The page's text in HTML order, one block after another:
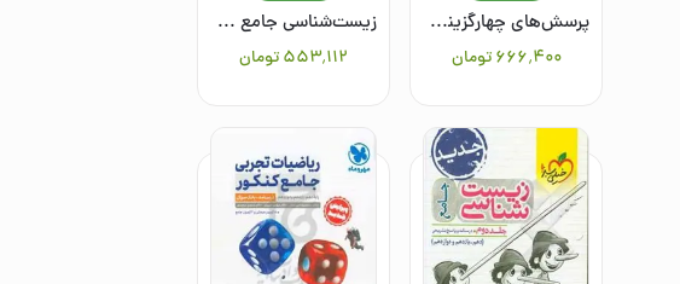
پرسش‌های چهارگزینه‌ای شیمی جامع - درسنامه + سوال (جلد اول)
۶۶۶٬۴۰۰ تومان
زیست‌شناسی جامع جلد اول: پرسش‌های چهارگزینه‌ای دهم، یازدهم و دوازدهم
۵۵۳٬۱۱۲تومان